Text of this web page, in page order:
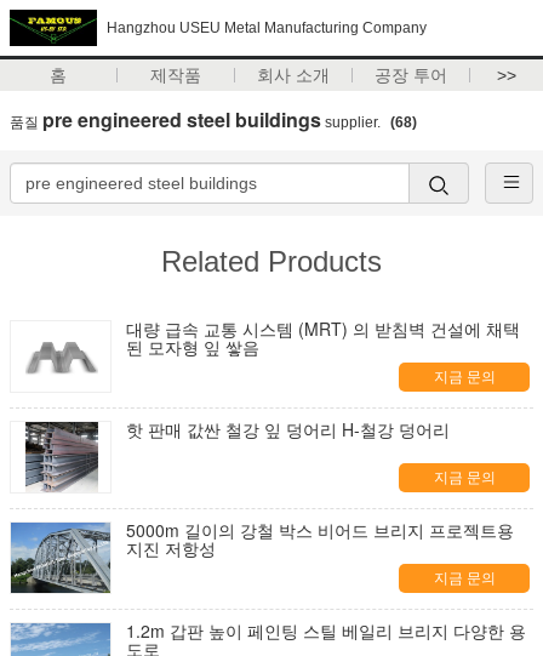
Hangzhou USEU Metal Manufacturing Company
홈 제작품 회사 소개 공장 투어 >>
품질 pre engineered steel buildings supplier. (68)
Related Products
대량 급속 교통 시스템 (MRT) 의 받침벽 건설에 채택
된 모자형 잎 쌓음
지금 문의
핫 판매 값싼 철강 잎 덩어리 H-철강 덩어리
지금 문의
5000m 길이의 강철 박스 비어드 브리지 프로젝트용
지진 저항성
지금 문의
1.2m 갑판 높이 페인팅 스틸 베일리 브리지 다양한 용
도로